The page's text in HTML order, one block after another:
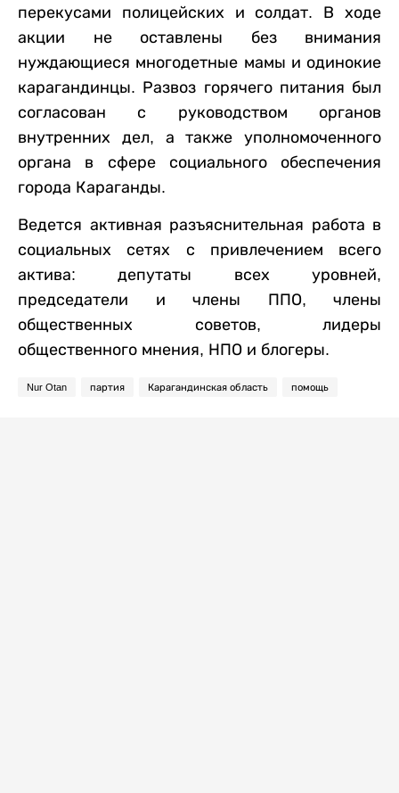
перекусами полицейских и солдат. В ходе
акции не оставлены без внимания
нуждающиеся многодетные мамы и одинокие
карагандинцы. Развоз горячего питания был
согласован с руководством органов
внутренних дел, а также уполномоченного
органа в сфере социального обеспечения
города Караганды.
Ведется активная разъяснительная работа в
социальных сетях с привлечением всего
актива: депутаты всех уровней,
председатели и члены ППО, члены
общественных советов, лидеры
общественного мнения, НПО и блогеры.
Nur Otan партия Карагандинская область помощь